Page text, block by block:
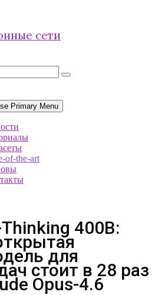
сети
Primary Menu
of-the-art
400B:
для
стоит в 28 раз
Opus-4.6